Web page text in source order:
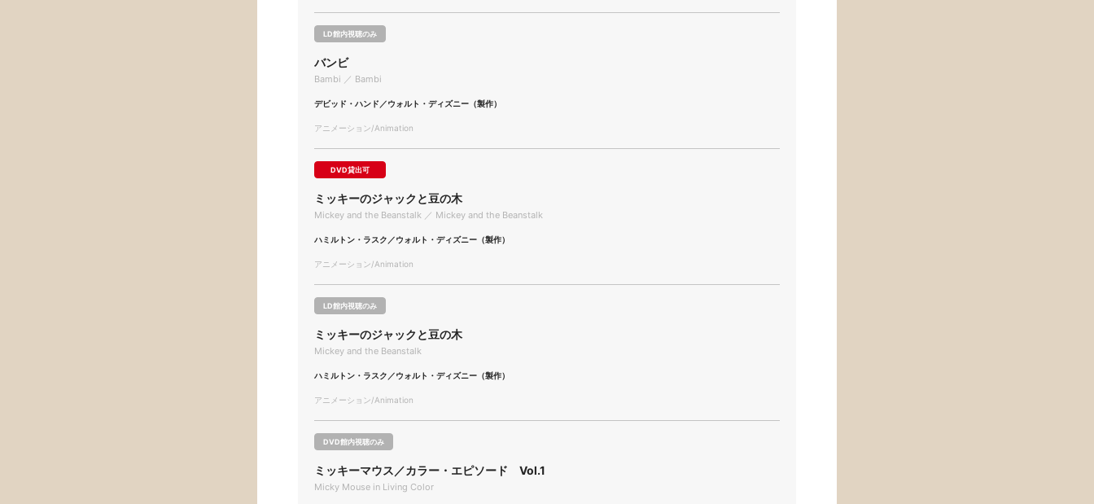
LD館内視聴のみ
バンビ
Bambi ／ Bambi
デビッド・ハンド／ウォルト・ディズニー（製作）
アニメーション/Animation
DVD貸出可
ミッキーのジャックと豆の木
Mickey and the Beanstalk ／ Mickey and the Beanstalk
ハミルトン・ラスク／ウォルト・ディズニー（製作）
アニメーション/Animation
LD館内視聴のみ
ミッキーのジャックと豆の木
Mickey and the Beanstalk
ハミルトン・ラスク／ウォルト・ディズニー（製作）
アニメーション/Animation
DVD館内視聴のみ
ミッキーマウス／カラー・エピソード Vol.1
Micky Mouse in Living Color